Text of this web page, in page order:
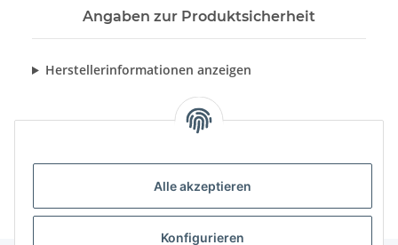
Alle akzeptieren
Konfigurieren
Angaben zur Produktsicherheit
Herstellerinformationen anzeigen